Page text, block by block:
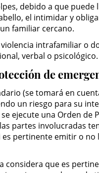
debido a que
el intimidar y
familiar cercano.
intrafamiliar o
verbal o psicológico.
de
(se tomará en
un riesgo para su
una Orden de
partes involucradas
pertinente emitir o
considera que es